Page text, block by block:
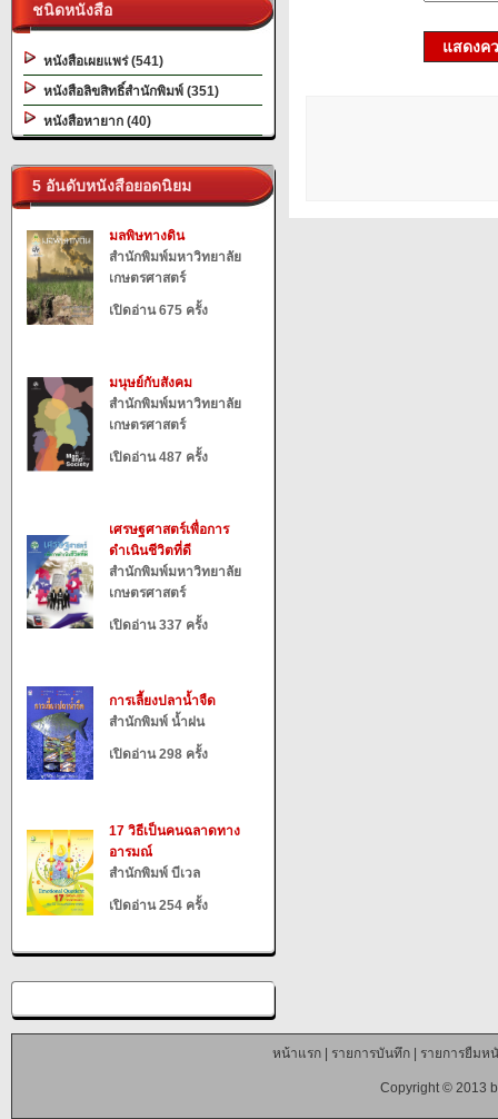
ชนิดหนังสือ
หนังสือเผยแพร่ (541)
หนังสือลิขสิทธิ์สำนักพิมพ์ (351)
หนังสือหายาก (40)
5 อันดับหนังสือยอดนิยม
มลพิษทางดิน
สำนักพิมพ์มหาวิทยาลัย
เกษตรศาสตร์
เปิดอ่าน 675 ครั้ง
มนุษย์กับสังคม
สำนักพิมพ์มหาวิทยาลัย
เกษตรศาสตร์
เปิดอ่าน 487 ครั้ง
เศรษฐศาสตร์เพื่อการ
ดำเนินชีวิตที่ดี
สำนักพิมพ์มหาวิทยาลัย
เกษตรศาสตร์
เปิดอ่าน 337 ครั้ง
การเลี้ยงปลาน้ำจืด
สำนักพิมพ์ น้ำฝน
เปิดอ่าน 298 ครั้ง
17 วิธีเป็นคนฉลาดทาง
อารมณ์
สำนักพิมพ์ บีเวล
เปิดอ่าน 254 ครั้ง
แสดงค
หน้าแรก| รายการบันทึก| รายการยืมห
Copyright © 2013